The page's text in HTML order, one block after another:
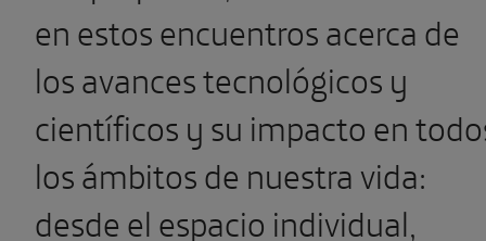
en estos encuentros acerca de
los avances tecnológicos y
científicos y su impacto en
los ámbitos de nuestra vida:
desde el espacio individual,